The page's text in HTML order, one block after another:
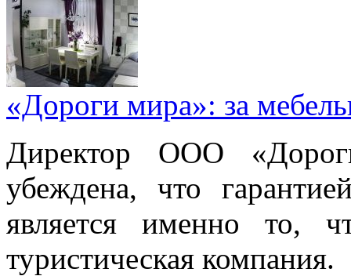
«Дороги мира»: за
Директор ООО
убеждена, что
является именно то,
туристическая компания.